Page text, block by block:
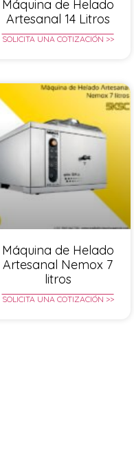
Máquina de Helado
Artesanal 14 Litros
SOLICITA UNA COTIZACIÓN >>
Máquina de Helado
Artesanal Nemox 7
litros
SOLICITA UNA COTIZACIÓN >>